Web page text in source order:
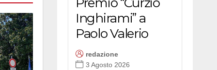
Inghirami” a
Paolo Valerio
redazione
3 Agosto 2026